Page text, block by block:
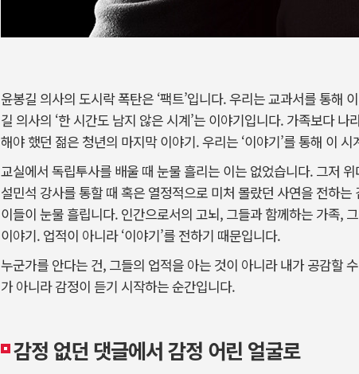
윤봉길 의사의 도시락 폭탄은 ‘팩트’입니다. 우리는 교과서를 통해
길 의사의 ‘한 시간도 남지 않은 시계’는 이야기입니다. 가족보다
해야 했던 젊은 청년의 마지막 이야기. 우리는 ‘이야기’를 통해 이
교실에서 독립투사를 배울 때 눈물 흘리는 이는 없었습니다. 그저
설민석 강사를 통할 때 혹은 열정적으로 미처 몰랐던 사연을 전하
이들이 눈물 흘립니다. 인간으로서의 고뇌, 그들과 함께하는 가족,
이야기. 업적이 아니라 ‘이야기’를 전하기 때문입니다.
누군가를 안다는 건, 그들의 업적을 아는 것이 아니라 내가 공감할
가 아니라 감정이 듣기 시작하는 순간입니다.
감정 없던 댓글에서 감정 어린 얼굴로